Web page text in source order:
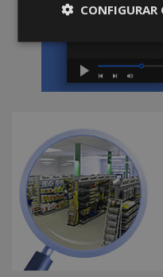
CONFIGURAR